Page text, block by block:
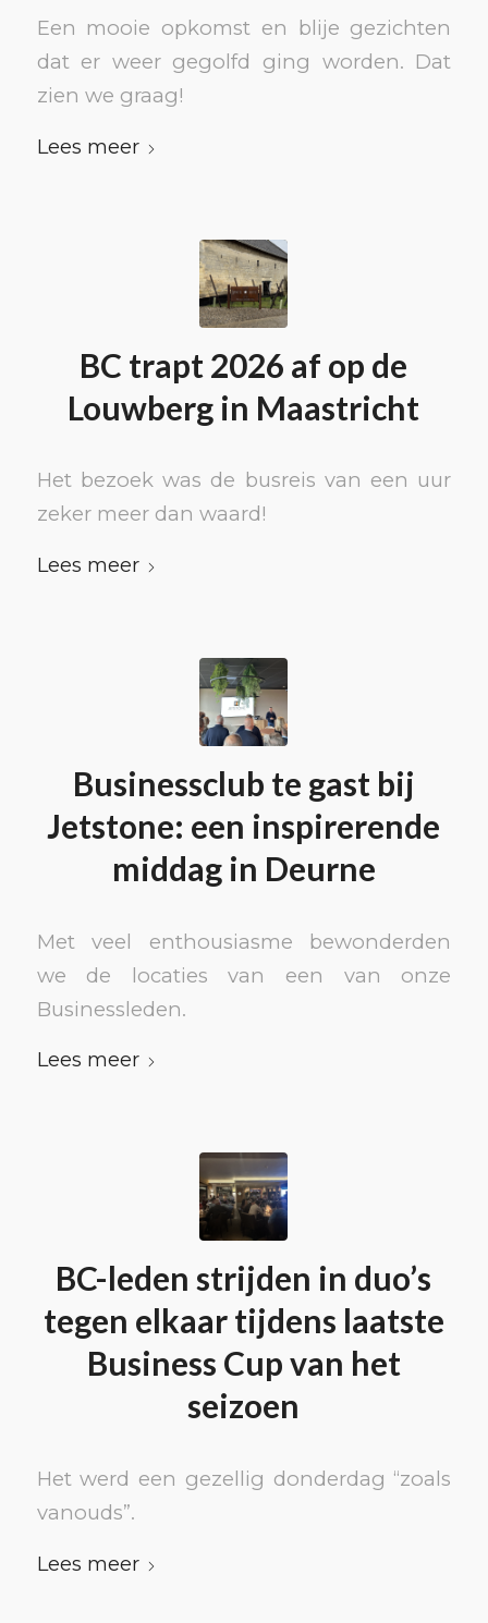
Een mooie opkomst en blije gezichten
dat er weer gegolfd ging worden. Dat
zien we graag!
Lees meer
BC trapt 2026 af op de
Louwberg in Maastricht
Het bezoek was de busreis van een uur
zeker meer dan waard!
Lees meer
Businessclub te gast bij
Jetstone: een inspirerende
middag in Deurne
Met veel enthousiasme bewonderden
we de locaties van een van onze
Businessleden.
Lees meer
BC-leden strijden in duo’s
tegen elkaar tijdens laatste
Business Cup van het
seizoen
Het werd een gezellig donderdag “zoals
vanouds”.
Lees meer